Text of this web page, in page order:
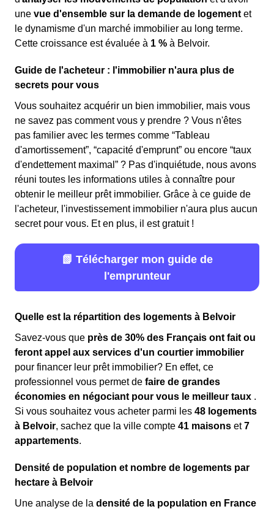
une vue d'ensemble sur la demande de logement et
le dynamisme d'un marché immobilier au long terme.
Cette croissance est évaluée à 1 % à Belvoir.
Guide de l'acheteur : l'immobilier n'aura plus de
secrets pour vous
Vous souhaitez acquérir un bien immobilier, mais vous
ne savez pas comment vous y prendre ? Vous n'êtes
pas familier avec les termes comme “Tableau
d'amortissement”, “capacité d'emprunt” ou encore “taux
d'endettement maximal” ? Pas d'inquiétude, nous avons
réuni toutes les informations utiles à connaître pour
obtenir le meilleur prêt immobilier. Grâce à ce guide de
l'acheteur, l'investissement immobilier n'aura plus aucun
secret pour vous. Et en plus, il est gratuit !
📗 Télécharger mon guide de
l'emprunteur
Quelle est la répartition des logements à Belvoir
Savez-vous que près de 30% des Français ont fait ou
feront appel aux services d'un courtier immobilier
pour financer leur prêt immobilier? En effet, ce
professionnel vous permet de faire de grandes
économies en négociant pour vous le meilleur taux .
Si vous souhaitez vous acheter parmi les 48 logements
à Belvoir, sachez que la ville compte 41 maisons et7
appartements.
Densité de population et nombre de logements par
hectare à Belvoir
Une analyse de la densité de la population en France